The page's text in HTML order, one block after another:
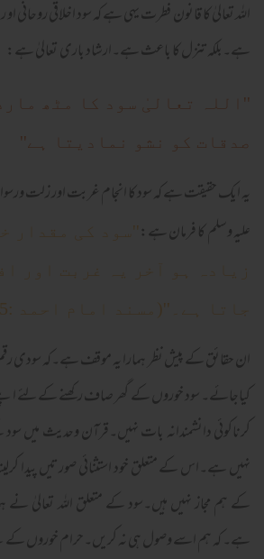
اللہ تعالیٰ کا قانون فطرت یہی ہے کہ سود اخلاقی روحانی او
ہے۔بلکہ تنزل کا باعث ہے۔ارشاد باری تعالیٰ ہے:
''اللہ تعالیٰ سود کا مٹھ
صدقات کو نشو نمادیتا ہے''
یہ ایک حقیقت ہے کہ سود کا انجام غربت اور زلت
علیہ وسلم کا فرمان ہے: ''سود کی مقدار
زیادہ ہو آخر یہ غربت اور
جاتا ہے۔''(مسند امام احمد :1/395)
ان حقائق کے پیش نظر ہمارا یہ موقف ہے۔کہ سودی
کیاجائے۔ سود خوروں کے گھر صاف رکھنے کےلئے
کرناکوئی دانشمندانہ بات نہیں۔قرآن وحدیث میں سود
نہیں ہے۔اس کے متعلق خود استثنائی صورتیں
کے ہم مجاز نہیں ہیں۔سود کے متعلق اللہ تعالیٰ
ہے۔ کہ ہم اسے وصول ہی نہ کریں۔حرام خوروں کے